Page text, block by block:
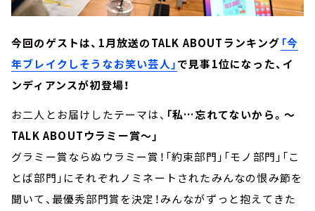
今回のゲストは、1月放送のTALK ABOUTランキング 「今
年ブレイクしそうなお笑い芸人」で見事1位になった、イ
ンディアンスが初登場！
お二人とお届けしたテーマは、 「私…忘れてないから。～
TALK ABOUTウラミー賞～」
グラミー賞ならぬウラミー賞！「約束部門」「モノ部門」「こ
とば部門」にそれぞれノミネートされたみんなの恨み節を
聞いて、最優秀部門賞を決定！みんながずっと抱えてきた